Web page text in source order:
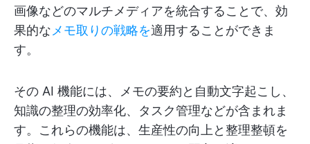
画像などのマルチメディアを統合することで、効
果的なメモ取りの戦略を適用することができま
す。
その AI 機能には、メモの要約と自動文字起こし、
知識の整理の効率化、タスク管理などが含まれま
す。これらの機能は、生産性の向上と整理整頓を